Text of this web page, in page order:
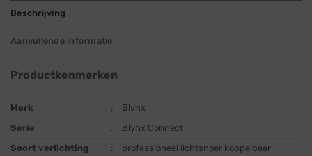
Beschrijving
Aanvullende informatie
Productkenmerken
Merk :
Blynx
Serie
:
Blynx Connect
Soort verlichting
: professioneel lichtsnoer koppelbaar